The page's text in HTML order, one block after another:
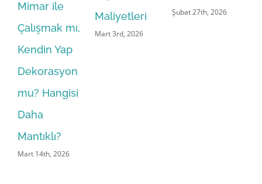
Mart 3rd, 2026
Şubat 27th, 2026